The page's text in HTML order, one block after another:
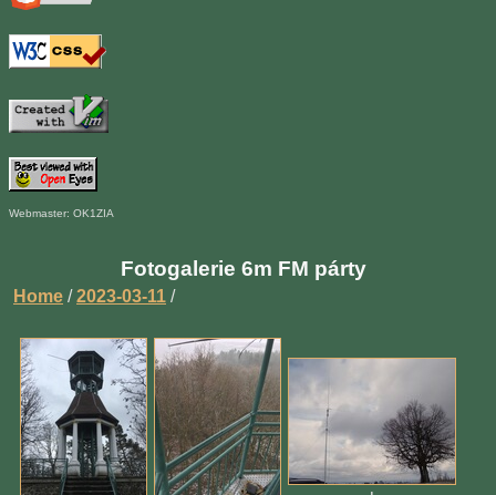
Webmaster: OK1ZIA
Fotogalerie 6m FM párty
Home /2023-03-11 /